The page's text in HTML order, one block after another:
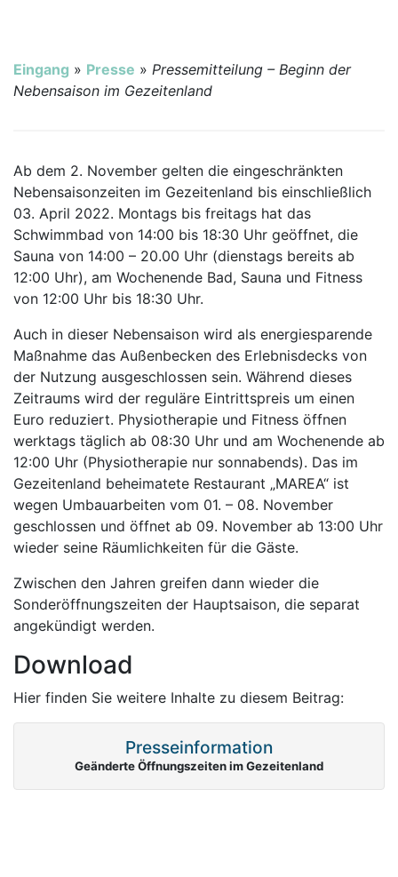
Eingang » Presse » Pressemitteilung – Beginn der
Nebensaison im Gezeitenland
Ab dem 2. November gelten die eingeschränkten
Nebensaisonzeiten im Gezeitenland bis einschließlich
03. April 2022. Montags bis freitags hat das
Schwimmbad von 14:00 bis 18:30 Uhr geöffnet, die
Sauna von 14:00 – 20.00 Uhr (dienstags bereits ab
12:00 Uhr), am Wochenende Bad, Sauna und Fitness
von 12:00 Uhr bis 18:30 Uhr.
Auch in dieser Nebensaison wird als energiesparende
Maßnahme das Außenbecken des Erlebnisdecks von
der Nutzung ausgeschlossen sein. Während dieses
Zeitraums wird der reguläre Eintrittspreis um einen
Euro reduziert. Physiotherapie und Fitness öffnen
werktags täglich ab 08:30 Uhr und am Wochenende ab
12:00 Uhr (Physiotherapie nur sonnabends). Das im
Gezeitenland beheimatete Restaurant „MAREA“ ist
wegen Umbauarbeiten vom 01. – 08. November
geschlossen und öffnet ab 09. November ab 13:00 Uhr
wieder seine Räumlichkeiten für die Gäste.
Zwischen den Jahren greifen dann wieder die
Sonderöffnungszeiten der Hauptsaison, die separat
angekündigt werden.
Download
Hier finden Sie weitere Inhalte zu diesem Beitrag:
Presseinformation
Geänderte Öffnungszeiten im Gezeitenland